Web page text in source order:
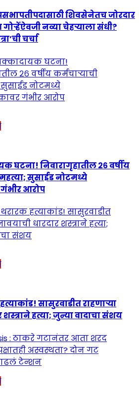
शिवसेनेतच जोरदार
नव्या चेहऱ्याला संधी?
चर्चा
घटना! निवारागृहातील २६ वर्षीय
सुसाईड नोटमध्ये
आरोप
सासुरवाडीत राहणाऱ्या
शस्त्राने हत्या; जुन्या वादाचा संशय